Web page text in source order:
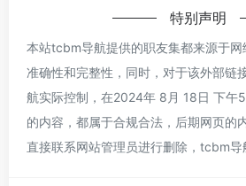
特别声明
本站tcbm导航提供的职友集都来源于网
准确性和完整性，同时，对于该外部链
航实际控制，在2024年 8月 18日 下午
的内容，都属于合规合法，后期网页的
直接联系网站管理员进行删除，tcbm导